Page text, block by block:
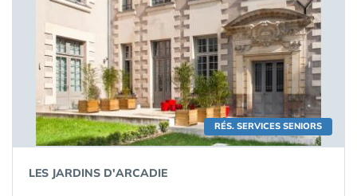
RÉS. SERVICES SENIORS
LES JARDINS D'ARCADIE